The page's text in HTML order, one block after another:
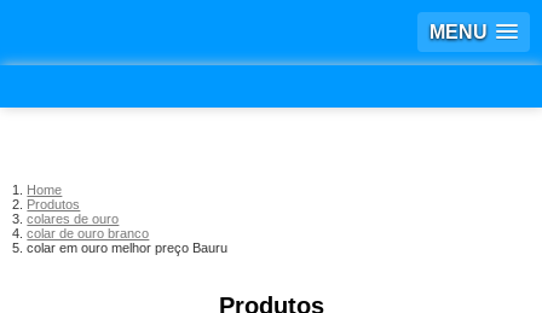
MENU
Home
Produtos
colares de ouro
colar de ouro branco
colar em ouro melhor preço Bauru
Produtos